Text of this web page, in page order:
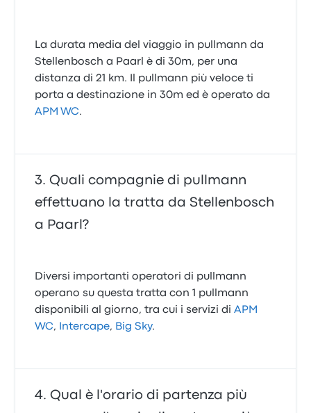
La durata media del viaggio in pullmann da
Stellenbosch a Paarl è di 30m, per una
distanza di 21 km. Il pullmann più veloce ti
porta a destinazione in 30m ed è operato da
APM WC.
Quali compagnie di pullmann
effettuano la tratta da Stellenbosch
a Paarl?
Diversi importanti operatori di pullmann
operano su questa tratta con 1 pullmann
disponibili al giorno, tra cui i servizi diAPM
WC, Intercape, Big Sky.
Qual è l'orario di partenza più